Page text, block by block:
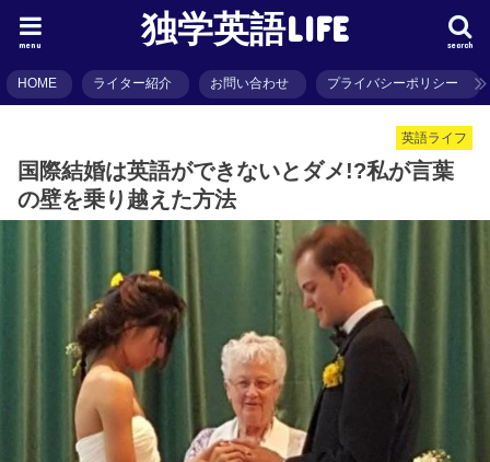
独学英語LIFE search
menu
HOME ライター紹介 お問い合わせ プライバシーポリシー
英語ライフ
国際結婚は英語ができないとダメ!?私が言葉
の壁を乗り越えた方法